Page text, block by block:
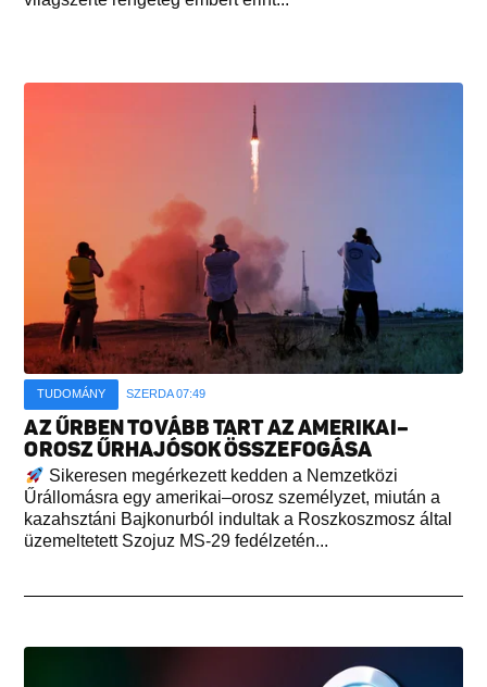
TUDOMÁNY SZERDA 07:49
AZ ŰRBEN TOVÁBB TART AZ AMERIKAI–
OROSZ ŰRHAJÓSOK ÖSSZEFOGÁSA
Sikeresen megérkezett kedden a Nemzetközi
Űrállomásra egy amerikai–orosz személyzet, miután a
kazahsztáni Bajkonurból indultak a Roszkoszmosz által
üzemeltetett Szojuz MS-29 fedélzetén...